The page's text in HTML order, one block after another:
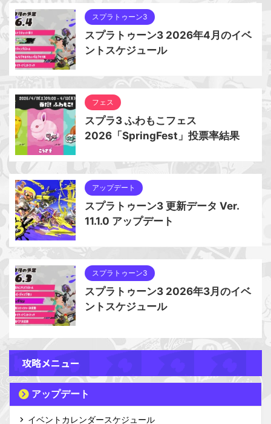
スプラトゥーン3
スプラトゥーン3 2026年4月のイベ
ントスケジュール
フェス
スプラ3 ふわもこフェス
2026「SpringFest」投票率結果
アップデート
スプラトゥーン3 更新データ Ver.
11.1.0 アップデート
スプラトゥーン3
スプラトゥーン3 2026年3月のイベ
ントスケジュール
攻略メニュー
アップデート
イベントカレンダースケジュール